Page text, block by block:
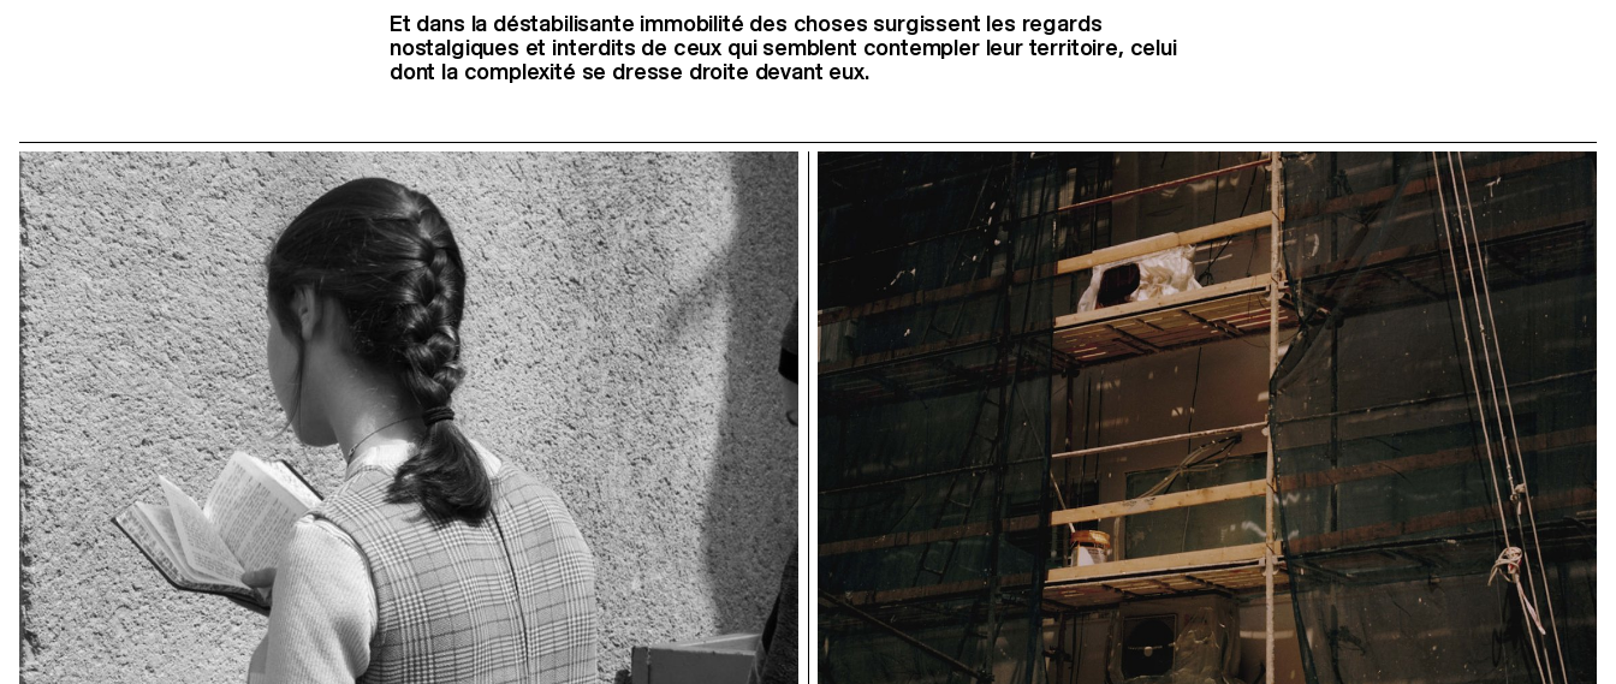
Et dans la déstabilisante immobilité des choses surgissent les regards
nostalgiques et interdits de ceux qui semblent contempler leur territoire, celui
dont la complexité se dresse droite devant eux.